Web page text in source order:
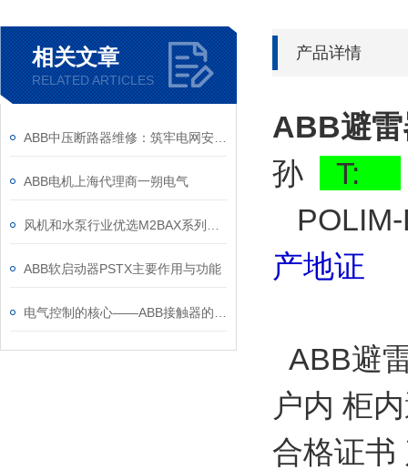
相关文章
RELATED ARTICLES
ABB电机上海代理商一朔电气
ABB软启动器PSTX主要作用与功能
产品详情
ABB避
孙
T:
产地证
ABB避
户内 柜
合格证书